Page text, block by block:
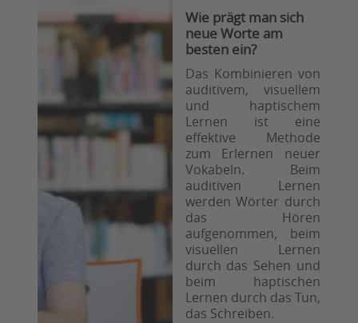
Gedächtnis zu trainieren und neue Kulturen
kennenzulernen. So finden Sie sich auf Ihrer
nächsten Reise besser zurecht und gelangen
vielleicht sogar abseits touristischer Pfade an
die begehrten Tipps von Einheimischen.
Wie prägt man sich
neue Worte am
besten ein?
Das Kombinieren von
auditivem, visuellem
und haptischem
Lernen ist eine
effektive Methode
zum Erlernen neuer
Vokabeln. Beim
auditiven Lernen
werden Wörter durch
das Hören
aufgenommen, beim
visuellen Lernen
durch das Sehen und
beim haptischen
Lernen durch das Tun,
das Schreiben.